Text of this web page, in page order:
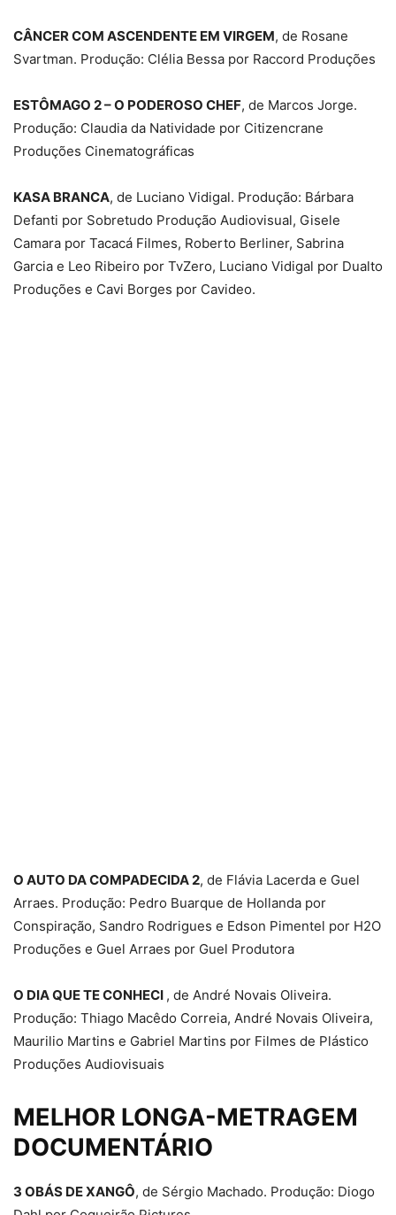
CÂNCER COM ASCENDENTE EM VIRGEM, de Rosane
Svartman. Produção: Clélia Bessa por Raccord Produções
ESTÔMAGO 2 – O PODEROSO CHEF, de Marcos Jorge.
Produção: Claudia da Natividade por Citizencrane
Produções Cinematográficas
KASA BRANCA, de Luciano Vidigal. Produção: Bárbara
Defanti por Sobretudo Produção Audiovisual, Gisele
Camara por Tacacá Filmes, Roberto Berliner, Sabrina
Garcia e Leo Ribeiro por TvZero, Luciano Vidigal por Dualto
Produções e Cavi Borges por Cavideo.
O AUTO DA COMPADECIDA 2, de Flávia Lacerda e Guel
Arraes. Produção: Pedro Buarque de Hollanda por
Conspiração, Sandro Rodrigues e Edson Pimentel por H2O
Produções e Guel Arraes por Guel Produtora
O DIA QUE TE CONHECI , de André Novais Oliveira.
Produção: Thiago Macêdo Correia, André Novais Oliveira,
Maurilio Martins e Gabriel Martins por Filmes de Plástico
Produções Audiovisuais
MELHOR LONGA-METRAGEM
DOCUMENTÁRIO
3 OBÁS DE XANGÔ, de Sérgio Machado. Produção: Diogo